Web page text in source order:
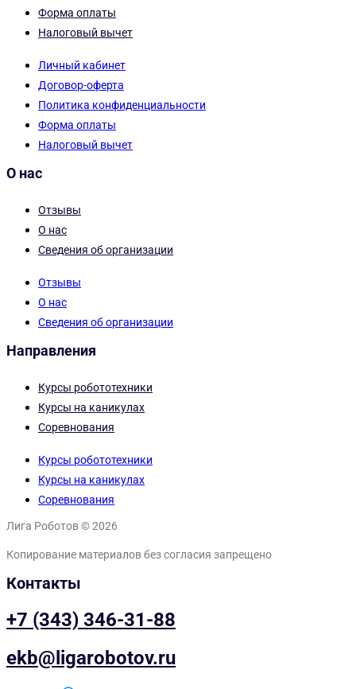
Форма оплаты
Налоговый вычет
Личный кабинет
Договор-оферта
Политика конфиденциальности
Форма оплаты
Налоговый вычет
О нас
Отзывы
О нас
Сведения об организации
Отзывы
О нас
Сведения об организации
Направления
Курсы робототехники
Курсы на каникулах
Соревнования
Курсы робототехники
Курсы на каникулах
Соревнования
Лига Роботов © 2026
Копирование материалов без согласия запрещено
Контакты
+7 (343) 346-31-88
ekb@ligarobotov.ru